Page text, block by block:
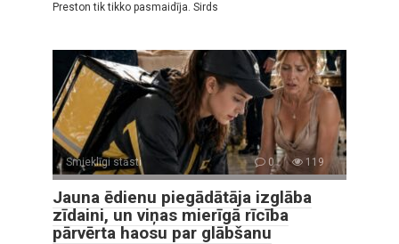
Preston tik tikko pasmaidīja. Sirds
Smieklīgi stāsti 0 119
Jauna ēdienu piegādātāja izglāba
zīdaini, un viņas mierīgā rīcība
pārvērta haosu par glābšanu